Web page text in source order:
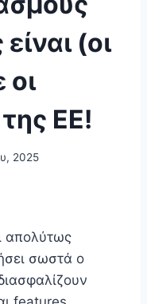
(οι
οι
ΕΕ!
2025
απoλύτως
σωστά ο